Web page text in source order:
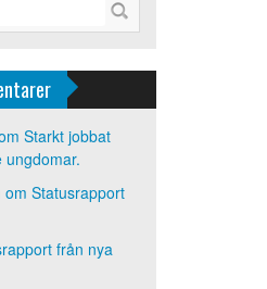
Starkt jobbat
ungdomar.
om Statusrapport
från nya